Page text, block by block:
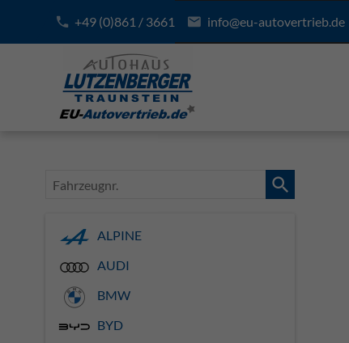
+49 (0)861 / 3661 info@eu-autovertrieb.de
Fahrzeugnr.
ALPINE
AUDI
BMW
BYD